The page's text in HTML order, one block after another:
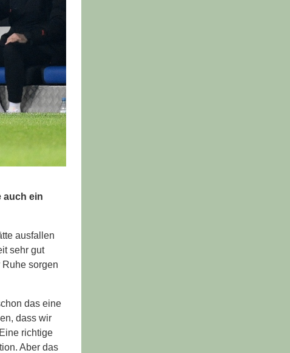
auch ein
ausfallen
sehr gut
sorgen
das eine
dass wir
richtige
Aber das